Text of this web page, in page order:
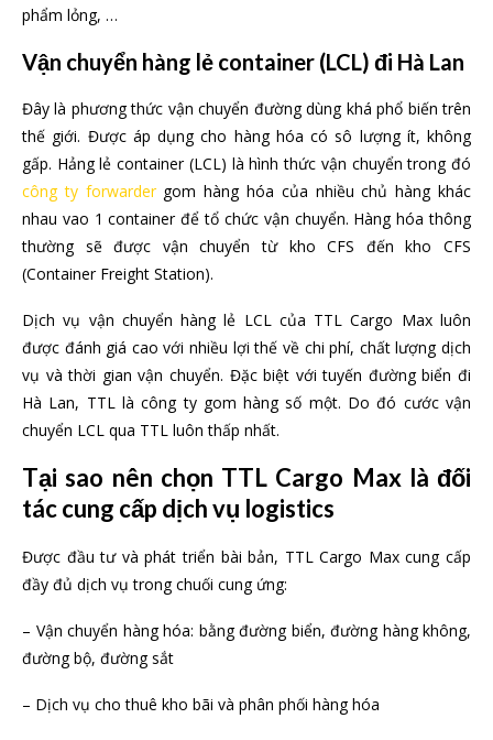
phẩm lỏng, …
Vận chuyển hàng lẻ container (LCL) đi Hà Lan
Đây là phương thức vận chuyển đường dùng khá phổ biến trên
thế giới. Được áp dụng cho hàng hóa có sô lượng ít, không
gấp. Hảng lẻ container (LCL) là hình thức vận chuyển trong đó
công ty forwardergom hàng hóa của nhiều chủ hàng khác
nhau vao 1 container để tổ chức vận chuyển. Hàng hóa thông
thường sẽ được vận chuyển từ kho CFS đến kho CFS
(Container Freight Station).
Dịch vụ vận chuyển hàng lẻ LCL của TTL Cargo Max luôn
được đánh giá cao với nhiều lợi thế về chi phí, chất lượng dịch
vụ và thời gian vận chuyển. Đặc biệt với tuyến đường biển đi
Hà Lan, TTL là công ty gom hàng số một. Do đó cước vận
chuyển LCL qua TTL luôn thấp nhất.
Tại sao nên chọn TTL Cargo Max là đối
tác cung cấp dịch vụ logistics
Được đầu tư và phát triển bài bản, TTL Cargo Max cung cấp
đầy đủ dịch vụ trong chuối cung ứng:
– Vận chuyển hàng hóa: bằng đường biển, đường hàng không,
đường bộ, đường sắt
– Dịch vụ cho thuê kho bãi và phân phối hàng hóa